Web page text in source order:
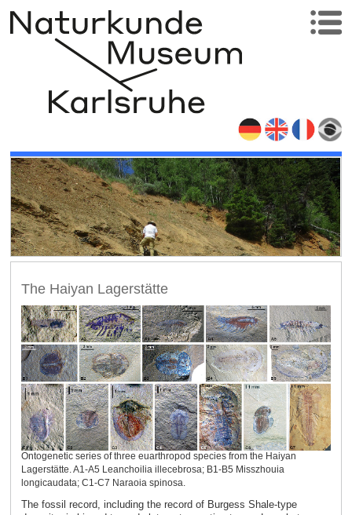
The Haiyan Lagerstätte
Ontogenetic series of three euarthropod species from the Haiyan
Lagerstätte. A1-A5 Leanchoilia illecebrosa; B1-B5 Misszhouia
longicaudata; C1-C7 Naraoia spinosa.
The fossil record, including the record of Burgess Shale-type